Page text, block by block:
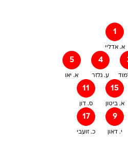
1
א. אדליי
5
א. יאו
4
ע. גלזר
11
ס. דון
15
א. ביטון
17
כ. זועבי
9
י. דאון